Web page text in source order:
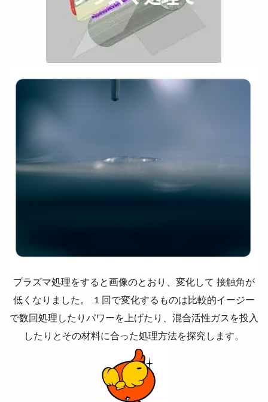
プラズマ処理をすると画像のとおり、変化して 接触角が
低くなりました。 １回で変化するものは比較的イージー
で数回処理したりパワーを上げたり、混合活性ガスを投入
したりとその材料に合った処理方法を探究します。